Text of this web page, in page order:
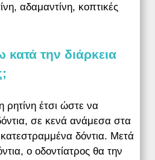
αδαμαντίνη, κοπτικές
κατά την διάρκεια
ρητίνη έτσι ώστε να
σε κενά ανάμεσα στα
δόντια. Μετά
ο οδοντίατρος θα την